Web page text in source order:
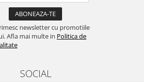
newsletter cu promotiile
Afla mai multe in Politica de
SOCIAL